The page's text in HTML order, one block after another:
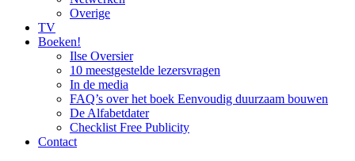
Overige
TV
Boeken!
Ilse Oversier
10 meestgestelde lezersvragen
In de media
FAQ’s over het boek Eenvoudig duurzaam bouwen
De Alfabetdater
Checklist Free Publicity
Contact